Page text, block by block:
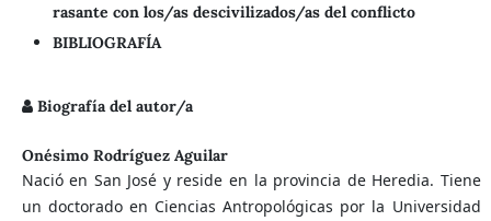
rasante con los/as descivilizados/as del conflicto
BIBLIOGRAFÍA
Biografía del autor/a
Onésimo Rodríguez Aguilar
Nació en San José y reside en la provincia de Heredia. Tiene
un doctorado en Ciencias Antropológicas por la Universidad